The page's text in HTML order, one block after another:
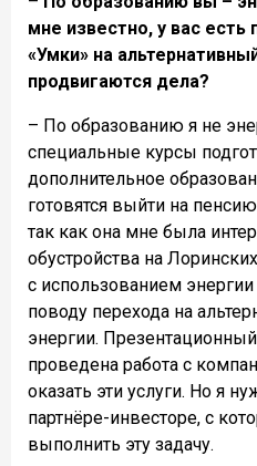
мне известно, у вас есть
«Умки» на
продвигаются дела?
– По образованию я не
специальные курсы
дополнительное
готовятся выйти на
так как она мне была
обустройства на
с использованием
поводу перехода на
энергии.
проведена работа с
оказать эти услуги. Но я
партнёре-инвесторе, с
выполнить эту задачу.